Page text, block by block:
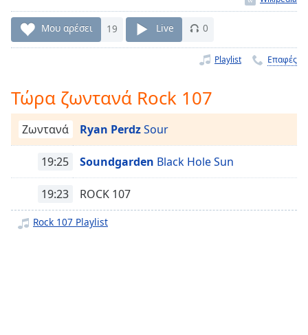
1x
Chapters
Chapters
Descriptions
,
selected
Μου αρέσει 19 Live 0
Playlist Επαφές
Τώρα ζωντανά Rock 107
Ζωντανά Ryan PerdzSour
19:25 Soundgarden Black Hole Sun
19:23 ROCK 107
Rock 107 Playlist